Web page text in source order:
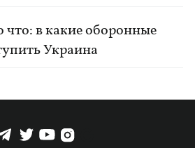
в какие оборонные
Украина